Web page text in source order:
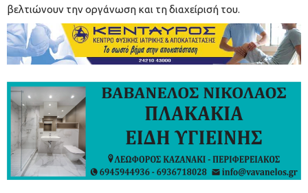
βελτιώνουν την οργάνωση και τη διαχείρισή του.